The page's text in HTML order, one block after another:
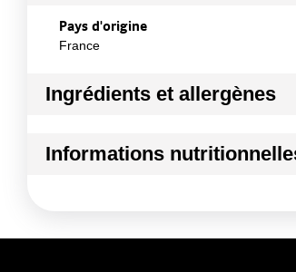
Pays d'origine
France
Ingrédients et allergènes
POUSSE EPINARD
Informations
Kilojoules